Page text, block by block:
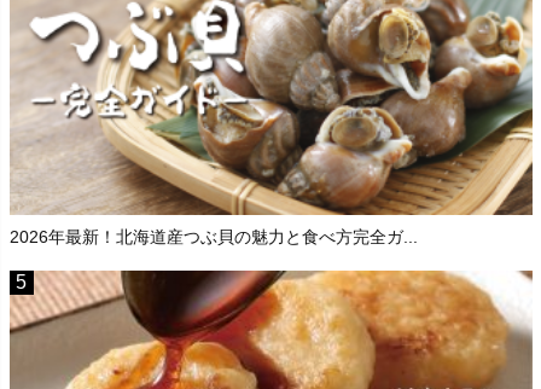
2026年最新！北海道産つぶ貝の魅力と食べ方完全ガ...